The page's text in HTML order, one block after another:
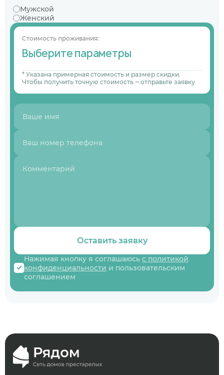
Мужской
Женский
Стоимость проживания:
Выберите параметры
* Указана примерная стоимость и размер скидки.
Чтобы получить точную стоимость ‒ отправьте заявку
Оставить заявку
Нажимая кнопку я соглашаюсь с политикой
конфиденциальности и пользовательским
соглашением